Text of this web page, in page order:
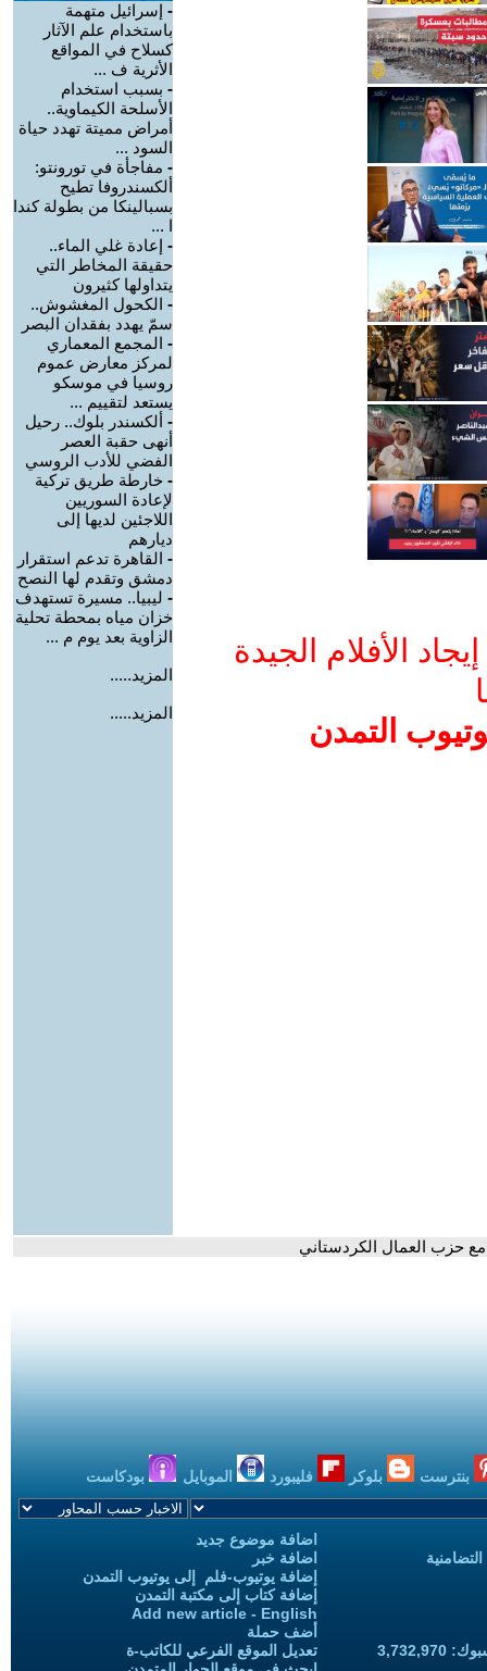
الأفلام الجيدة
التمدن
- إسرائيل متهمة
باستخدام علم الآثار
كسلاح في المواقع
الأثرية ف ...
- بسبب استخدام
الأسلحة الكيماوية..
أمراض مميتة تهدد حياة
السود ...
- مفاجأة في تورونتو:
ألكسندروفا تطيح
بسبالينكا من بطولة كندا
ا ...
- إعادة غلي الماء..
حقيقة المخاطر التي
يتداولها كثيرون
- الكحول المغشوش..
سمّ يهدد بفقدان البصر
- المجمع المعماري
لمركز معارض عموم
روسيا في موسكو
يستعد لتقييم ...
- ألكسندر بلوك.. رحيل
أنهى حقبة العصر
الفضي للأدب الروسي
- خارطة طريق تركية
لإعادة السوريين
اللاجئين لديها إلى
ديارهم
- القاهرة تدعم استقرار
دمشق وتقدم لها النصح
- ليبيا.. مسيرة تستهدف
خزان مياه بمحطة تحلية
الزاوية بعد يوم م ...
المزيد.....
المزيد.....
حزب العمال الكردستاني
بنترست بلوكر فليبورد الموبايل بودكاست
اضافة موضوع جديد
اضافة خبر
إضافة يوتيوب-فلم إلى يوتيوب التمدن
إضافة كتاب إلى مكتبة التمدن
Add new article - English
أضف حملة
تعديل الموقع الفرعي للكاتب-ة